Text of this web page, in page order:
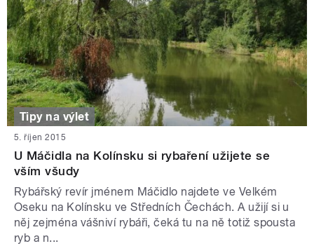
Tipy na výlet
5. říjen 2015
U Máčidla na Kolínsku si rybaření užijete se
vším všudy
Rybářský revír jménem Máčidlo najdete ve Velkém
Oseku na Kolínsku ve Středních Čechách. A užijí si u
něj zejména vášniví rybáři, čeká tu na ně totiž spousta
ryb a n...